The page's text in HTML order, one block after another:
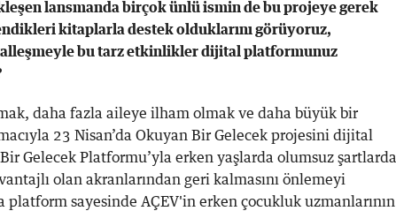
lansmanda birçok ünlü ismin de bu projeye gerek
kitaplarla destek olduklarını görüyoruz,
bu tarz etkinlikler dijital platformunuz
daha fazla aileye ilham olmak ve daha büyük bir
23 Nisan’da Okuyan Bir Gelecek projesini dijital
Gelecek Platformu’yla erken yaşlarda olumsuz şartlarda
olan akranlarından geri kalmasını önlemeyi
platform sayesinde AÇEV'in erken çocukluk uzmanlarının